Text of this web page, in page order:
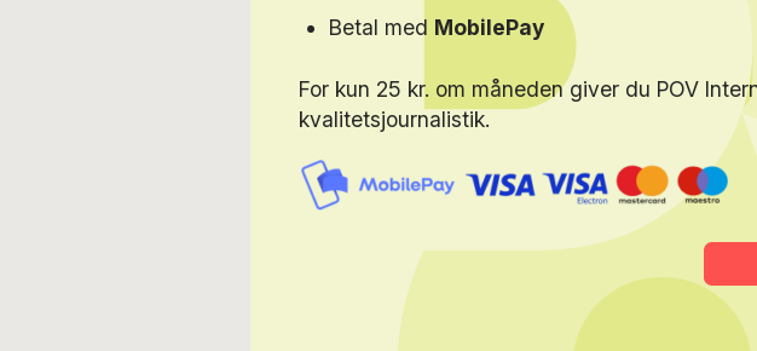
Betal med MobilePay
For kun 25 kr. om måneden giver du POV
kvalitetsjournalistik.